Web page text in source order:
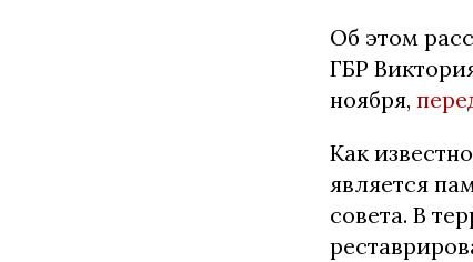
Об этом
ГБР
ноября,
Как
является
совета. В